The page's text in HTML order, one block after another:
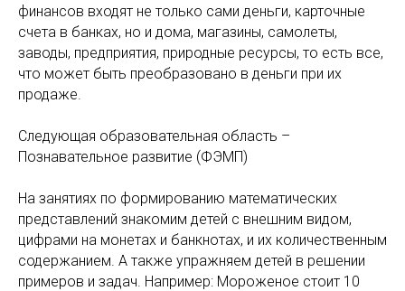
финансов входят не только сами деньги, карточные
счета в банках, но и дома, магазины, самолеты,
заводы, предприятия, природные ресурсы, то есть все,
что может быть преобразовано в деньги при их
продаже.
Следующая образовательная область –
Познавательное развитие (ФЭМП)
На занятиях по формированию математических
представлений знакомим детей с внешним видом,
цифрами на монетах и банкнотах, и их количественным
содержанием. А также упражняем детей в решении
примеров и задач. Например: Мороженое стоит 10